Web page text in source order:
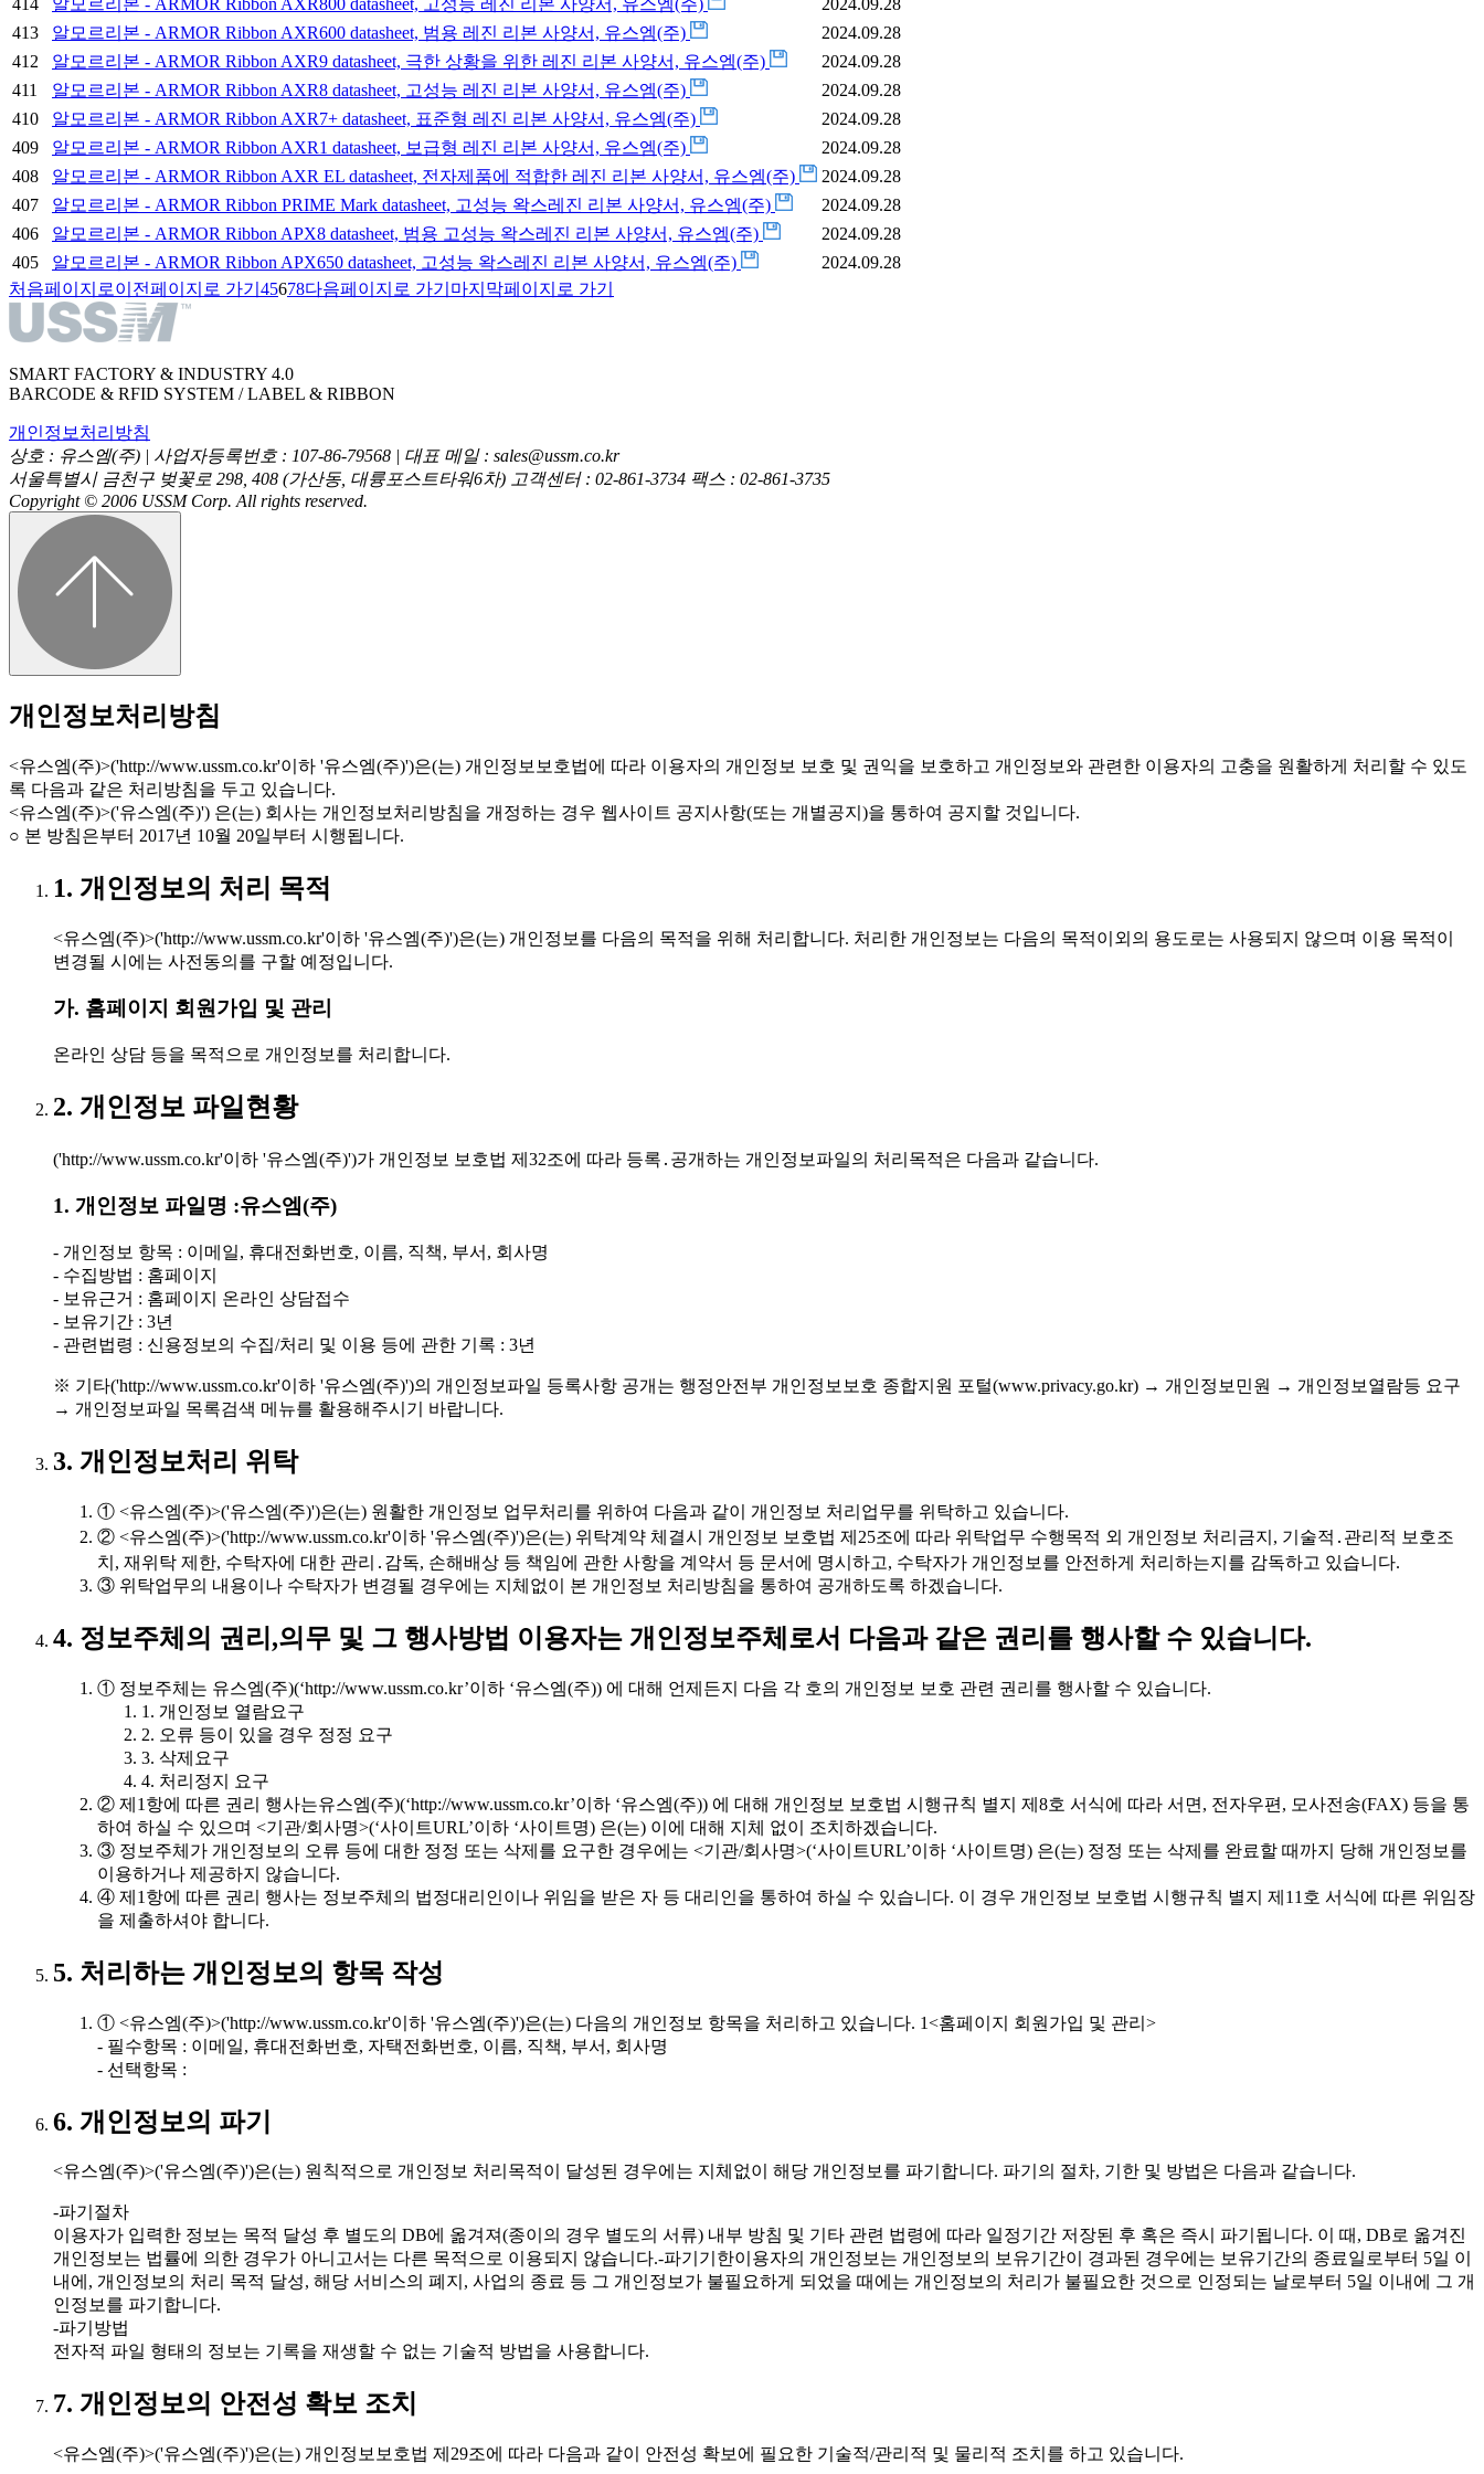
413
알모르리본 - ARMOR Ribbon AXR600 datasheet, 범용 레진 리본 사양서, 유스엠(주)
2024.09.28
412
알모르리본 - ARMOR Ribbon AXR9 datasheet, 극한 상황을 위한 레진 리본 사양서, 유스엠(주)
2024.09.28
411
알모르리본 - ARMOR Ribbon AXR8 datasheet, 고성능 레진 리본 사양서, 유스엠(주)
2024.09.28
410
알모르리본 - ARMOR Ribbon AXR7+ datasheet, 표준형 레진 리본 사양서, 유스엠(주)
2024.09.28
409
알모르리본 - ARMOR Ribbon AXR1 datasheet, 보급형 레진 리본 사양서, 유스엠(주)
2024.09.28
408
알모르리본 - ARMOR Ribbon AXR EL datasheet, 전자제품에 적합한 레진 리본 사양서, 유스엠(주)
2024.09.28
407
알모르리본 - ARMOR Ribbon PRIME Mark datasheet, 고성능 왁스레진 리본 사양서, 유스엠(주)
2024.09.28
406
알모르리본 - ARMOR Ribbon APX8 datasheet, 범용 고성능 왁스레진 리본 사양서, 유스엠(주)
2024.09.28
405
알모르리본 - ARMOR Ribbon APX650 datasheet, 고성능 왁스레진 리본 사양서, 유스엠(주)
2024.09.28
처음페이지로이전페이지로 가기 45678다음페이지로 가기 마지막페이지로 가기
SMART FACTORY & INDUSTRY 4.0
BARCODE & RFID SYSTEM / LABEL & RIBBON
개인정보처리방침
상호 : 유스엠(주) | 사업자등록번호 : 107-86-79568 | 대표 메일 : sales@ussm.co.kr
서울특별시 금천구 벚꽃로 298, 408 (가산동, 대륭포스트타워6차) 고객센터 : 02-861-3734 팩스 : 02-861-3735
Copyright © 2006 USSM Corp. All rights reserved.
개인정보처리방침
<유스엠(주)>('http://www.ussm.co.kr'이하 '유스엠(주)')은(는) 개인정보보호법에 따라 이용자의 개인정보 보호 및 권익을 보호하고 개인정보와 관련한 이용자의 고충을 원활하게 처리할 수 있도
록 다음과 같은 처리방침을 두고 있습니다.
<유스엠(주)>('유스엠(주)') 은(는) 회사는 개인정보처리방침을 개정하는 경우 웹사이트 공지사항(또는 개별공지)을 통하여 공지할 것입니다.
○ 본 방침은부터 2017년 10월 20일부터 시행됩니다.
1. 개인정보의 처리 목적
<유스엠(주)>('http://www.ussm.co.kr'이하 '유스엠(주)')은(는) 개인정보를 다음의 목적을 위해 처리합니다. 처리한 개인정보는 다음의 목적이외의 용도로는 사용되지 않으며 이용 목적이
변경될 시에는 사전동의를 구할 예정입니다.
가. 홈페이지 회원가입 및 관리
온라인 상담 등을 목적으로 개인정보를 처리합니다.
2. 개인정보 파일현황
('http://www.ussm.co.kr'이하 '유스엠(주)')가 개인정보 보호법 제32조에 따라 등록․공개하는 개인정보파일의 처리목적은 다음과 같습니다.
1. 개인정보 파일명 :유스엠(주)
- 개인정보 항목 : 이메일, 휴대전화번호, 이름, 직책, 부서, 회사명
- 수집방법 : 홈페이지
- 보유근거 : 홈페이지 온라인 상담접수
- 보유기간 : 3년
- 관련법령 : 신용정보의 수집/처리 및 이용 등에 관한 기록 : 3년
※ 기타('http://www.ussm.co.kr'이하 '유스엠(주)')의 개인정보파일 등록사항 공개는 행정안전부 개인정보보호 종합지원 포털(www.privacy.go.kr) → 개인정보민원 → 개인정보열람등 요구
→ 개인정보파일 목록검색 메뉴를 활용해주시기 바랍니다.
3. 개인정보처리 위탁
① <유스엠(주)>('유스엠(주)')은(는) 원활한 개인정보 업무처리를 위하여 다음과 같이 개인정보 처리업무를 위탁하고 있습니다.
② <유스엠(주)>('http://www.ussm.co.kr'이하 '유스엠(주)')은(는) 위탁계약 체결시 개인정보 보호법 제25조에 따라 위탁업무 수행목적 외 개인정보 처리금지, 기술적․관리적 보호조
치, 재위탁 제한, 수탁자에 대한 관리․감독, 손해배상 등 책임에 관한 사항을 계약서 등 문서에 명시하고, 수탁자가 개인정보를 안전하게 처리하는지를 감독하고 있습니다.
③ 위탁업무의 내용이나 수탁자가 변경될 경우에는 지체없이 본 개인정보 처리방침을 통하여 공개하도록 하겠습니다.
4. 정보주체의 권리,의무 및 그 행사방법 이용자는 개인정보주체로서 다음과 같은 권리를 행사할 수 있습니다.
① 정보주체는 유스엠(주)(‘http://www.ussm.co.kr’이하 ‘유스엠(주)) 에 대해 언제든지 다음 각 호의 개인정보 보호 관련 권리를 행사할 수 있습니다.
1. 개인정보 열람요구
2. 오류 등이 있을 경우 정정 요구
3. 삭제요구
4. 처리정지 요구
② 제1항에 따른 권리 행사는유스엠(주)(‘http://www.ussm.co.kr’이하 ‘유스엠(주)) 에 대해 개인정보 보호법 시행규칙 별지 제8호 서식에 따라 서면, 전자우편, 모사전송(FAX) 등을 통
하여 하실 수 있으며 <기관/회사명>(‘사이트URL’이하 ‘사이트명) 은(는) 이에 대해 지체 없이 조치하겠습니다.
③ 정보주체가 개인정보의 오류 등에 대한 정정 또는 삭제를 요구한 경우에는 <기관/회사명>(‘사이트URL’이하 ‘사이트명) 은(는) 정정 또는 삭제를 완료할 때까지 당해 개인정보를
이용하거나 제공하지 않습니다.
④ 제1항에 따른 권리 행사는 정보주체의 법정대리인이나 위임을 받은 자 등 대리인을 통하여 하실 수 있습니다. 이 경우 개인정보 보호법 시행규칙 별지 제11호 서식에 따른 위임장
을 제출하셔야 합니다.
5. 처리하는 개인정보의 항목 작성
① <유스엠(주)>('http://www.ussm.co.kr'이하 '유스엠(주)')은(는) 다음의 개인정보 항목을 처리하고 있습니다. 1<홈페이지 회원가입 및 관리>
- 필수항목 : 이메일, 휴대전화번호, 자택전화번호, 이름, 직책, 부서, 회사명
- 선택항목 :
6. 개인정보의 파기
<유스엠(주)>('유스엠(주)')은(는) 원칙적으로 개인정보 처리목적이 달성된 경우에는 지체없이 해당 개인정보를 파기합니다. 파기의 절차, 기한 및 방법은 다음과 같습니다.
-파기절차
이용자가 입력한 정보는 목적 달성 후 별도의 DB에 옮겨져(종이의 경우 별도의 서류) 내부 방침 및 기타 관련 법령에 따라 일정기간 저장된 후 혹은 즉시 파기됩니다. 이 때, DB로 옮겨진
개인정보는 법률에 의한 경우가 아니고서는 다른 목적으로 이용되지 않습니다.-파기기한이용자의 개인정보는 개인정보의 보유기간이 경과된 경우에는 보유기간의 종료일로부터 5일 이
내에, 개인정보의 처리 목적 달성, 해당 서비스의 폐지, 사업의 종료 등 그 개인정보가 불필요하게 되었을 때에는 개인정보의 처리가 불필요한 것으로 인정되는 날로부터 5일 이내에 그 개
인정보를 파기합니다.
-파기방법
전자적 파일 형태의 정보는 기록을 재생할 수 없는 기술적 방법을 사용합니다.
7. 개인정보의 안전성 확보 조치
<유스엠(주)>('유스엠(주)')은(는) 개인정보보호법 제29조에 따라 다음과 같이 안전성 확보에 필요한 기술적/관리적 및 물리적 조치를 하고 있습니다.